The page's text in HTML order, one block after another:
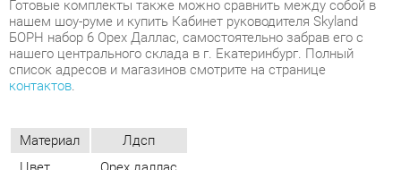
Материал
Лдсп
Цвет
Орех даллас
Пока нет отзывов, поделитесь первым своим мнением.